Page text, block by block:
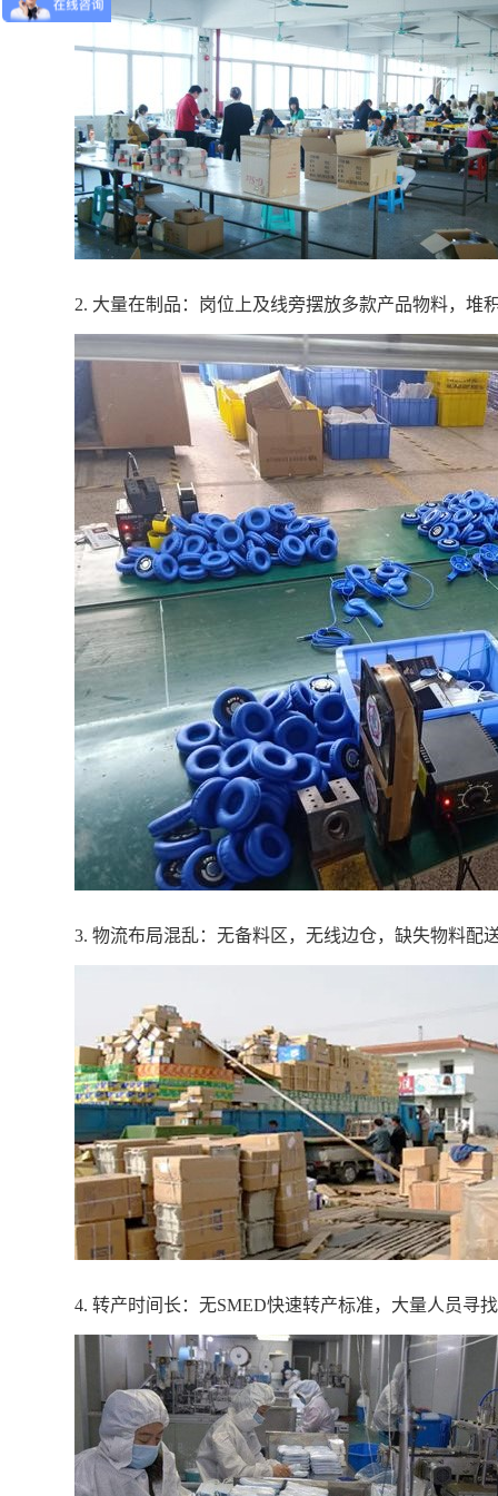
2. 大量在制品：岗位上及线旁摆放多款产品物料，堆
3. 物流布局混乱：无备料区，无线边仓，缺失物料配
4. 转产时间长：无SMED快速转产标准，大量人员寻